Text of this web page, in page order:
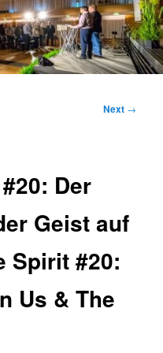
Next →
Der
Geist auf
Spirit #20:
Us & The